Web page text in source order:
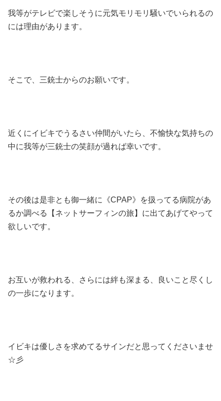
我等がテレビで楽しそうに元気モリモリ騒いでいられるの
には理由があります。
そこで、三銃士からのお願いです。
近くにイビキでうるさい仲間がいたら、不愉快な気持ちの
中に我等が三銃士の笑顔が過れば幸いです。
その後は是非とも御一緒に《CPAP》を扱ってる病院があ
るか調べる【ネットサーフィンの旅】に出てあげてやって
欲しいです。
お互いが救われる、さらには絆も深まる、良いこと尽くし
の一歩になります。
イビキは優しさを求めてるサインだと思ってくださいませ
☆彡